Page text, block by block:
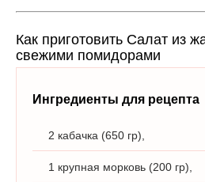
Как приготовить Салат из
свежими помидорами
Ингредиенты для рецепта
2 кабачка (650 гр),
1 крупная морковь (200 гр),